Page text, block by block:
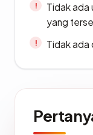
Tidak ada
yang
Tidak ada